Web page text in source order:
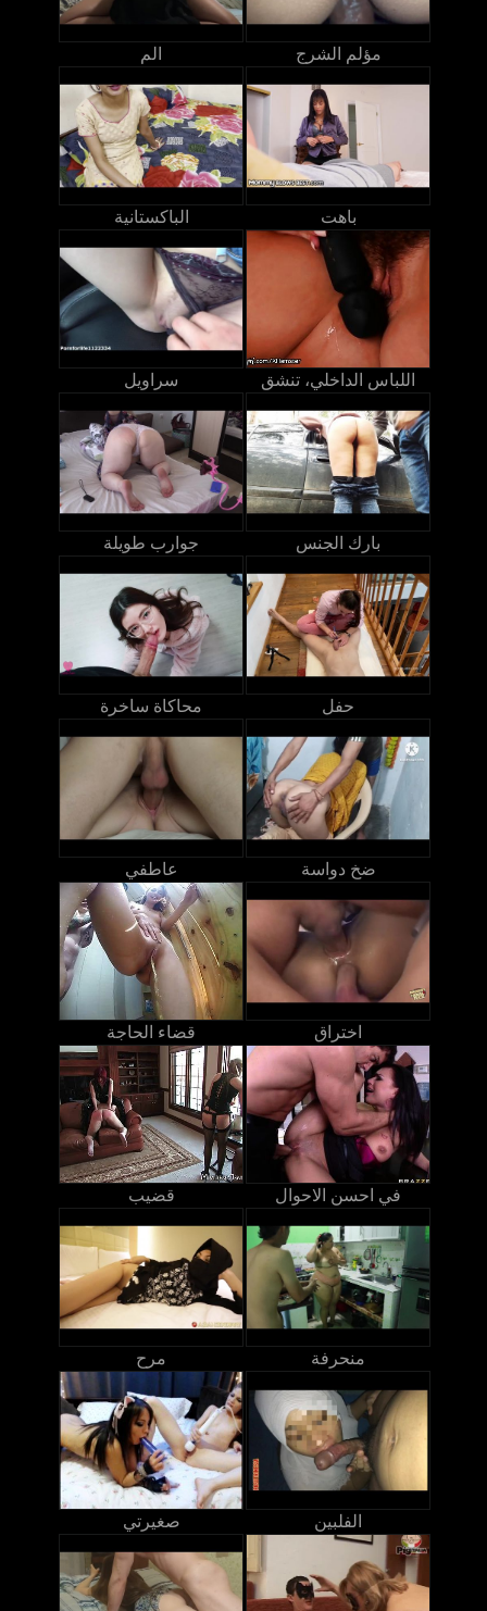
الم مؤلم الشرج
الباكستانية باهت
سراويل اللباس الداخلي، تنشق
جوارب طويلة بارك الجنس
محاكاة ساخرة حفل
عاطفي ضخ دواسة
قضاء الحاجة اختراق
قضيب في احسن الاحوال
مرح منحرفة
صغيرتي الفلبين